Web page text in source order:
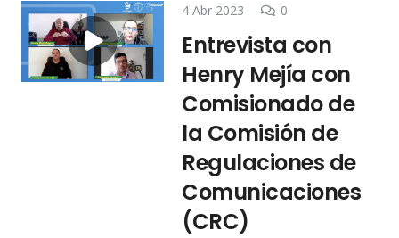
4 Abr 2023 0
Entrevista con
Henry Mejía con
Comisionado de
la Comisión de
Regulaciones de
Comunicaciones
(CRC)